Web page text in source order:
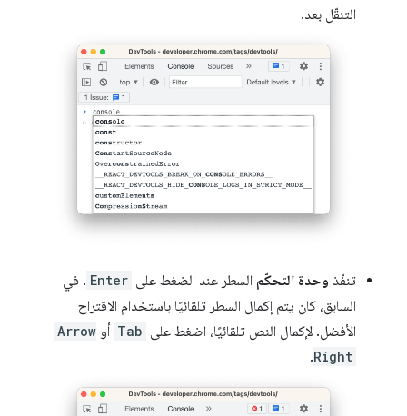
التنقّل بعد.
تنفّذ وحدة التحكّم السطر عند الضغط على Enter . في
السابق، كان يتم إكمال السطر تلقائيًا باستخدام الاقتراح
الأفضل. لإكمال النص تلقائيًا، اضغط على Tab أو Arrow
Right
.